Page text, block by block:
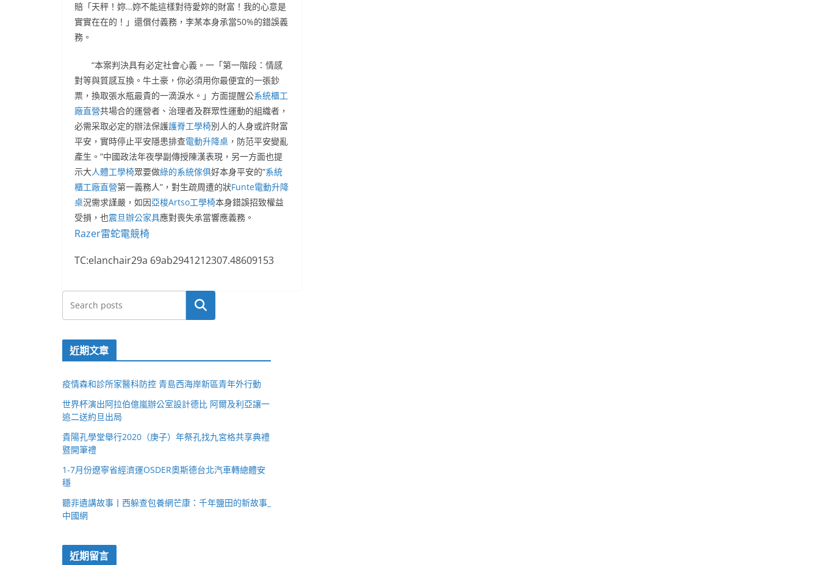
賠「天秤！妳…妳不能這樣對待愛妳的財富！我的心意是
實實在在的！」還償付義務，李某本身承當50%的錯誤義
務。
“本案判決具有必定社會心義。一「第一階段：情感
對等與質感互換。牛土豪，你必須用你最便宜的一張鈔
票，換取張水瓶最貴的一滴淚水。」方面提醒公系統櫃工
廠直營共場合的運營者、治理者及群眾性運動的組織者，
必需采取必定的辦法保護護脊工學椅別人的人身或許財富
平安，實時停止平安隱患排查電動升降桌 ，防范平安變亂
產生。”中國政法年夜學副傳授陳漢表現，另一方面也提
示大人體工學椅眾要做綠的系統傢俱好本身平安的“系統
櫃工廠直營第一義務人”，對生疏周遭的狀Funte電動升降
桌況需求謹嚴，如因亞梭Artso工學椅本身錯誤招致權益
受損，也震旦辦公家具應對喪失承當響應義務。
Razer雷蛇電競椅
TC:elanchair29a 69ab2941212307.48609153
搜尋
近期文章
疫情森和診所家醫科防控 青島西海岸新區青年外行動
世界杯演出阿拉伯億嵐辦公室設計德比 阿爾及利亞讓一
追二送約旦出局
貴陽孔學堂舉行2020（庚子）年祭孔找九宮格共享典禮
暨開筆禮
1-7月份遼寧省經濟運OSDER奧斯德台北汽車轉總體安
穩
聽非遺講故事丨西躲查包養網芒康：千年鹽田的新故事_
中國網
近期留言